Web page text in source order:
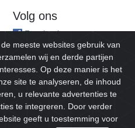
Volg ons
Facebook
rechten voorbehouden.
meeste websites gebruik van
wij en derde partijen
Op deze manier is het
site te analyseren, de inhoud
u relevante advertenties te
te integreren. Door verder
geeft u toestemming voor